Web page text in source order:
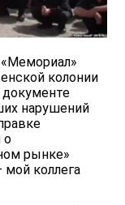
колонии
нарушений
о
рынке»
мой коллега